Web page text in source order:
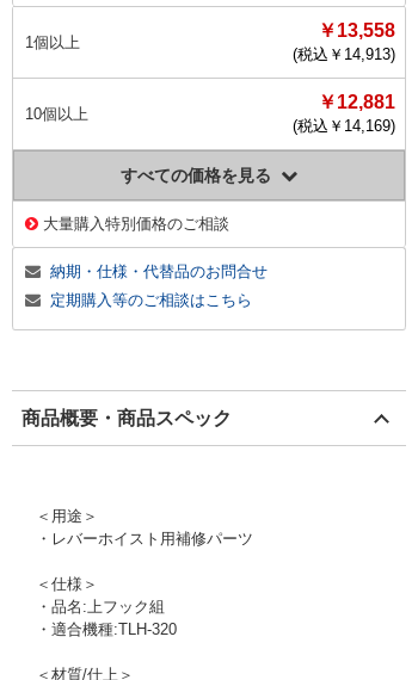
1個以上
￥13,558
(税込￥ 14,913)
10個以上
￥12,881
(税込￥ 14,169)
すべての価格を見る
大量購入特別価格のご相談
納期・仕様・代替品のお問合せ
定期購入等のご相談はこちら
商品概要・商品スペック
＜用途＞
・レバーホイスト用補修パーツ
＜仕様＞
・品名:上フック組
・適合機種:TLH-320
＜材質/仕上＞